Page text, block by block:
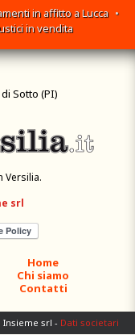
in affitto a Lucca •
in vendita
Sotto (PI)
Versilia.
srl
Home
Chi siamo
Contatti
Insieme srl - Dati societari